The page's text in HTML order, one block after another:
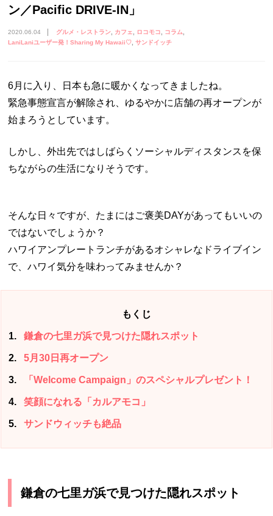
ン／Pacific DRIVE-IN」
2020.06.04 グルメ・レストラン カフェ ロコモコ
コラム
LaniLaniユーザー発！Sharing My Hawaii♡ サンドイッチ
6月に入り、日本も急に暖かくなってきましたね。
緊急事態宣言が解除され、ゆるやかに店舗の再オープンが
始まろうとしています。
しかし、外出先ではしばらくソーシャルディスタンスを保
ちながらの生活になりそうです。
そんな日々ですが、たまにはご褒美DAYがあってもいいの
ではないでしょうか？
ハワイアンプレートランチがあるオシャレなドライブイン
で、ハワイ気分を味わってみませんか？
もくじ
1 鎌倉の七里ガ浜で見つけた隠れスポット
2 5月30日再オープン
3 「Welcome Campaign」のスペシャルプレゼント！
4 笑顔になれる「カルアモコ」
5 サンドウィッチも絶品
鎌倉の七里ガ浜で見つけた隠れスポット